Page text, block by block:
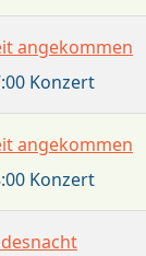
angekommen
Konzert
angekommen
Konzert